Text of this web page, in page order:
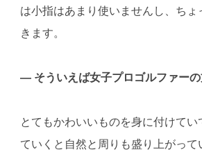
は小指はあまり使いませんし、ち
きます。
— そういえば女子プロゴルファー
とてもかわいいものを身に付けて
ていくと自然と周りも盛り上がっ